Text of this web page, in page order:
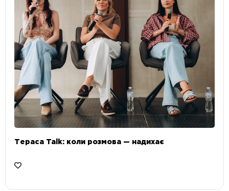
Тераса Talk: коли розмова — надихає